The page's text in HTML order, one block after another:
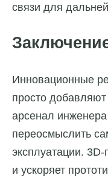
связи для
Инновационные
просто
арсенал
переосмыслить
эксплуатации.
и ускоряет